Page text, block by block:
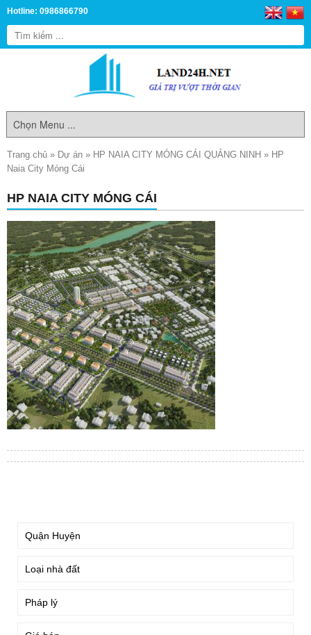
Hotline: 0986866790
Trang chủ » Dự án » HP NAIA CITY MÓNG CÁI QUẢNG NINH » HP
Naia City Móng Cái
HP NAIA CITY MÓNG CÁI